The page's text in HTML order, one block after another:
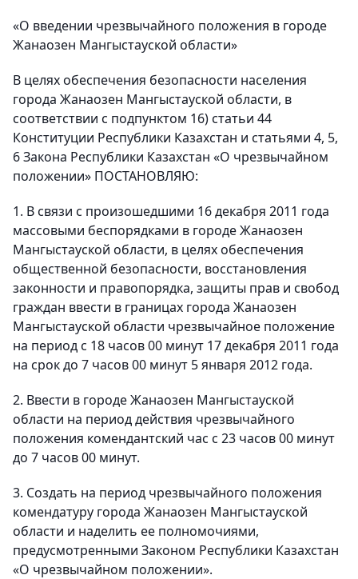
«О введении чрезвычайного положения в городе
Жанаозен Мангыстауской области»
В целях обеспечения безопасности населения
города Жанаозен Мангыстауской области, в
соответствии с подпунктом 16) статьи 44
Конституции Республики Казахстан и статьями 4, 5,
6 Закона Республики Казахстан «О чрезвычайном
положении» ПОСТАНОВЛЯЮ:
1. В связи с произошедшими 16 декабря 2011 года
массовыми беспорядками в городе Жанаозен
Мангыстауской области, в целях обеспечения
общественной безопасности, восстановления
законности и правопорядка, защиты прав и свобод
граждан ввести в границах города Жанаозен
Мангыстауской области чрезвычайное положение
на период с 18 часов 00 минут 17 декабря 2011 года
на срок до 7 часов 00 минут 5 января 2012 года.
2. Ввести в городе Жанаозен Мангыстауской
области на период действия чрезвычайного
положения комендантский час с 23 часов 00 минут
до 7 часов 00 минут.
3. Создать на период чрезвычайного положения
комендатуру города Жанаозен Мангыстауской
области и наделить ее полномочиями,
предусмотренными Законом Республики Казахстан
«О чрезвычайном положении».